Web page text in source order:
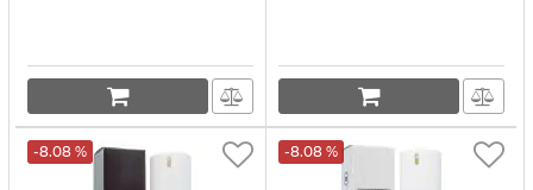
-8.08 % -8.08 %